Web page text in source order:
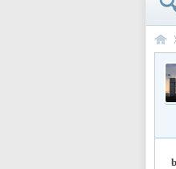
PA›